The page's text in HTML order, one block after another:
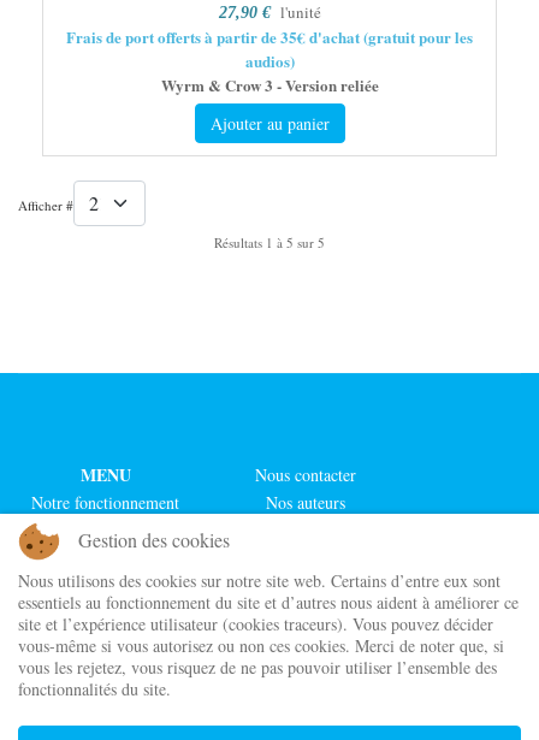
27,90 € l'unité
Frais de port offerts à partir de 35€ d'achat (gratuit pour les
audios)
Wyrm & Crow 3 - Version reliée
Ajouter au panier
Afficher #
Résultats 1 à 5 sur 5
MENU
Nous contacter
Notre fonctionnement
Nos auteurs
Nos actualités
Notre boutique
Nos chroniqueurs
Nos séries
Maison d'édition indépendante
Cordes de lune Éditions
Gestion des cookies
Nous utilisons des cookies sur notre site web. Certains d’entre eux sont
essentiels au fonctionnement du site et d’autres nous aident à améliorer ce
site et l’expérience utilisateur (cookies traceurs). Vous pouvez décider
vous-même si vous autorisez ou non ces cookies. Merci de noter que, si
vous les rejetez, vous risquez de ne pas pouvoir utiliser l’ensemble des
fonctionnalités du site.